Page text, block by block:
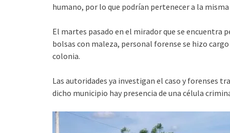
humano, por lo que podrían pertenecer a la
El martes pasado en el mirador que se encuentra
bolsas con maleza, personal forense se hizo
colonia.
Las autoridades ya investigan el caso y forenses
dicho municipio hay presencia de una célula